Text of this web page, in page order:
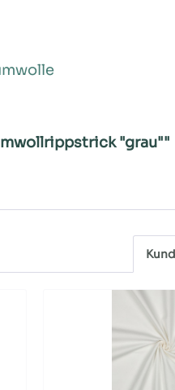
"grau""